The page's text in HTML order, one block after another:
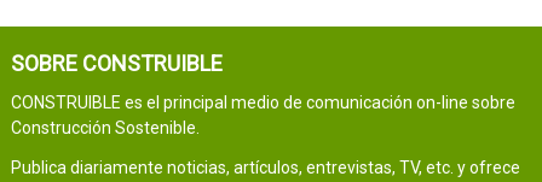
SOBRE CONSTRUIBLE
CONSTRUIBLE es el principal medio de comunicación on-line sobre
Construcción Sostenible.
Publica diariamente noticias, artículos, entrevistas, TV, etc. y ofrece